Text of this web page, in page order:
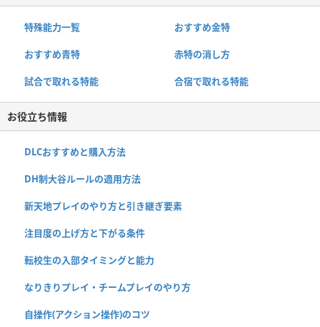
特殊能力一覧 おすすめ金特
おすすめ青特 赤特の消し方
試合で取れる特能 合宿で取れる特能
お役立ち情報
DLCおすすめと購入方法
DH制大谷ルールの適用方法
新天地プレイのやり方と引き継ぎ要素
注目度の上げ方と下がる条件
転校生の入部タイミングと能力
なりきりプレイ・チームプレイのやり方
自操作(アクション操作)のコツ